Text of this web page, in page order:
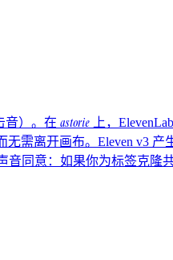
音）。在 astorie 上，
需离开画布。Eleven v3 产
音同意：如果你为标签克